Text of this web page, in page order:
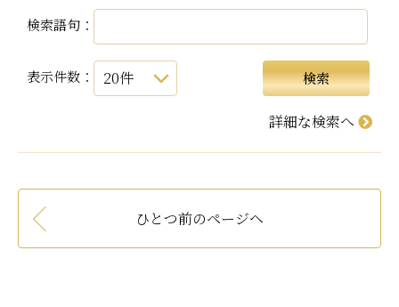
検索語句：
表示件数：
詳細な検索へ
ひとつ前のページへ